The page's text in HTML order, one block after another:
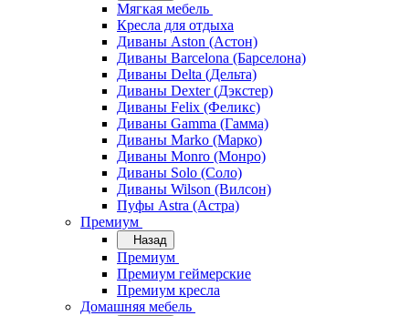
Мягкая мебель
Кресла для отдыха
Диваны Aston (Астон)
Диваны Barcelona (Барселона)
Диваны Delta (Дельта)
Диваны Dexter (Дэкстер)
Диваны Felix (Феликс)
Диваны Gamma (Гамма)
Диваны Marko (Марко)
Диваны Monro (Монро)
Диваны Solo (Соло)
Диваны Wilson (Вилсон)
Пуфы Astra (Астра)
Премиум
Назад
Премиум
Премиум геймерские
Премиум кресла
Домашняя мебель